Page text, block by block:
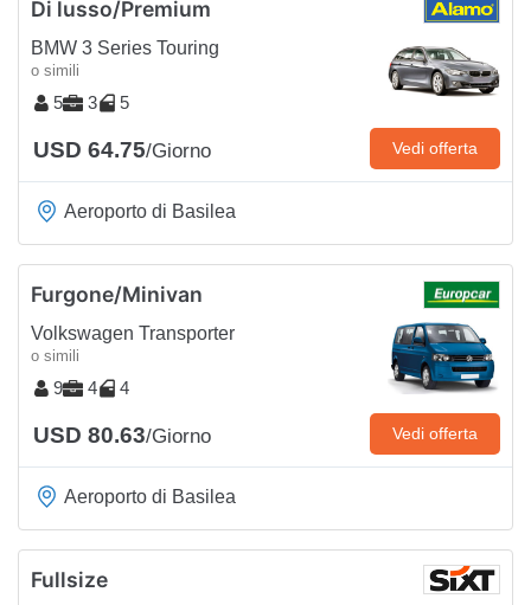
Di lusso/Premium
BMW 3 Series Touring
o simili
5 3 5
USD 64.75/Giorno Vedi offerta
Aeroporto di Basilea
Furgone/Minivan
Volkswagen Transporter
o simili
9 4 4
USD 80.63/Giorno Vedi offerta
Aeroporto di Basilea
Fullsize